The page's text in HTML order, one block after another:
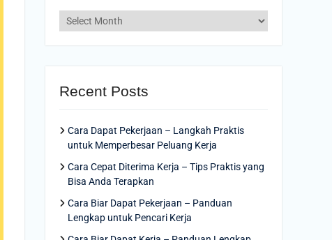
Archives
Recent Posts
Cara Dapat Pekerjaan – Langkah Praktis
untuk Memperbesar Peluang Kerja
Cara Cepat Diterima Kerja – Tips Praktis yang
Bisa Anda Terapkan
Cara Biar Dapat Pekerjaan – Panduan
Lengkap untuk Pencari Kerja